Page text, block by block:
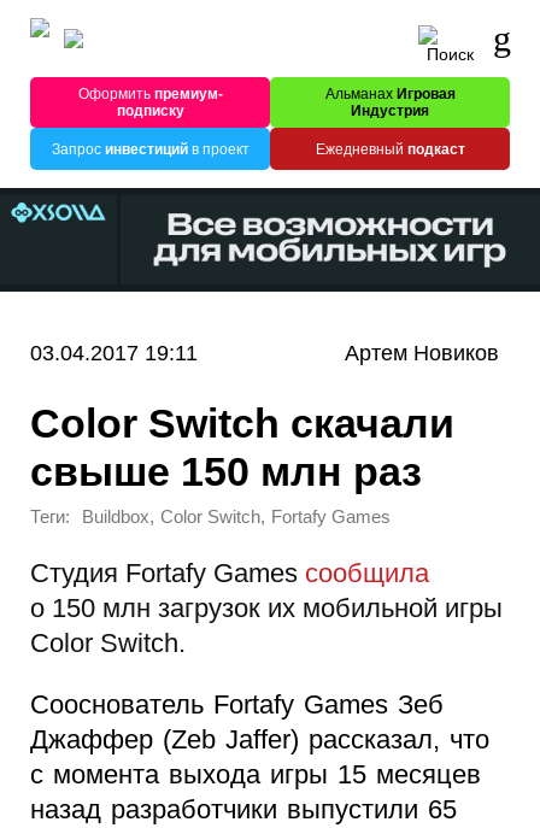
Оформитьпремиум-
подписку
Альманах Игровая
Индустрия
Запрос инвестицийв проект Ежедневный подкаст
03.04.2017 19:11 Артем Новиков
Color Switch скачали
свыше 150 млн раз
Теги: Buildbox, Color Switch, Fortafy Games
Студия Fortafy Games сообщила
о 150 млн загрузок их мобильной игры
Color Switch.
Сооснователь Fortafy Games Зеб
Джаффер (Zeb Jaffer) рассказал, что
с момента выхода игры 15 месяцев
назад разработчики выпустили 65